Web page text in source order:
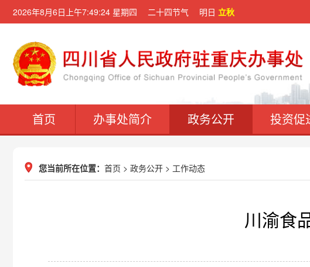
2026年8月6日上午7:49:24 星期四 二十四节气 明日 立秋
首页 办事处简介 政务公开 投资促
您当前所在位置： 首页 > 政务公开 > 工作动态
川渝食